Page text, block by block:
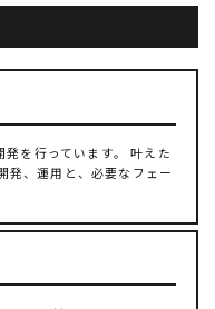
を行っています。 叶えた
発、運用と、必要なフェー